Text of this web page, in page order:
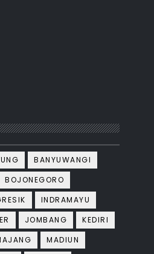
BANYUWANGI
BOJONEGORO
INDRAMAYU
JOMBANG
KEDIRI
MADIUN